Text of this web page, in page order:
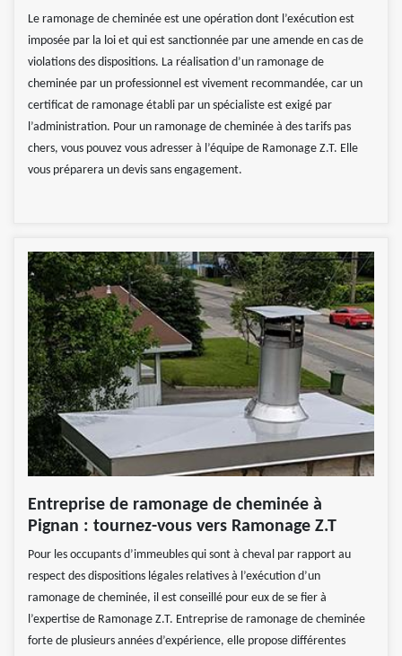
Le ramonage de cheminée est une opération dont l’exécution est
imposée par la loi et qui est sanctionnée par une amende en cas de
violations des dispositions. La réalisation d’un ramonage de
cheminée par un professionnel est vivement recommandée, car un
certificat de ramonage établi par un spécialiste est exigé par
l’administration. Pour un ramonage de cheminée à des tarifs pas
chers, vous pouvez vous adresser à l’équipe de Ramonage Z.T. Elle
vous préparera un devis sans engagement.
Entreprise de ramonage de cheminée à
Pignan : tournez-vous vers Ramonage Z.T
Pour les occupants d’immeubles qui sont à cheval par rapport au
respect des dispositions légales relatives à l’exécution d’un
ramonage de cheminée, il est conseillé pour eux de se fier à
l’expertise de Ramonage Z.T. Entreprise de ramonage de cheminée
forte de plusieurs années d’expérience, elle propose différentes